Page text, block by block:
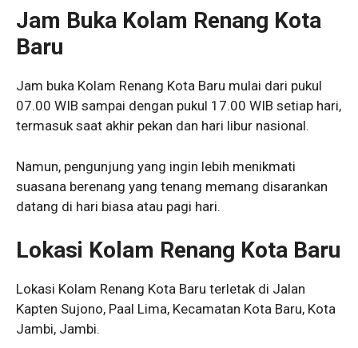
Jam Buka Kolam Renang Kota
Baru
Jam buka Kolam Renang Kota Baru mulai dari pukul
07.00 WIB sampai dengan pukul 17.00 WIB setiap hari,
termasuk saat akhir pekan dan hari libur nasional.
Namun, pengunjung yang ingin lebih menikmati
suasana berenang yang tenang memang disarankan
datang di hari biasa atau pagi hari.
Lokasi Kolam Renang Kota Baru
Lokasi Kolam Renang Kota Baru terletak di Jalan
Kapten Sujono, Paal Lima, Kecamatan Kota Baru, Kota
Jambi, Jambi.